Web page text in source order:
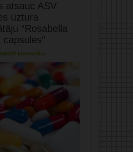
atsauc ASV
uztura
“Rosabella
komentāru